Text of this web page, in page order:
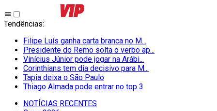
Tendências:
Filipe Luís ganha carta branca no M...
Presidente do Remo solta o verbo ap...
Vinícius Júnior pode jogar na Arábi...
Corinthians tem dia decisivo para M...
Tapia deixa o São Paulo
Thiago Almada pode entrar no top 3
NOTÍCIAS RECENTES